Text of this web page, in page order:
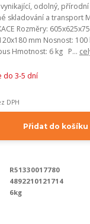
odolný, přírodní
skladování a transport
Rozměry:
mm Nosnost:
Hmotnost: 6 kg P...
do 3-5 dní
DPH
Přidat do košíku
R51330017780
4892210121714
6kg